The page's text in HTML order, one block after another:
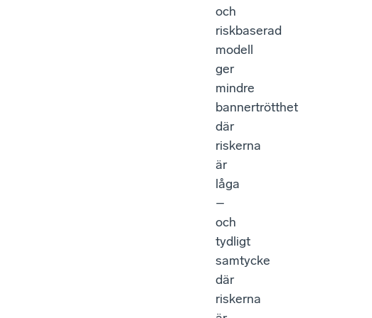
och
riskbaserad
modell
ger
mindre
bannertrötthet
där
riskerna
är
låga
–
och
tydligt
samtycke
där
riskerna